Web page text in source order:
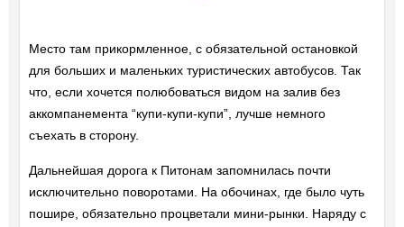
Место там прикормленное, с обязательной остановкой
для больших и маленьких туристических автобусов. Так
что, если хочется полюбоваться видом на залив без
аккомпанемента “купи-купи-купи”, лучше немного
съехать в сторону.
Дальнейшая дорога к Питонам запомнилась почти
исключительно поворотами. На обочинах, где было чуть
пошире, обязательно процветали мини-рынки. Наряду с